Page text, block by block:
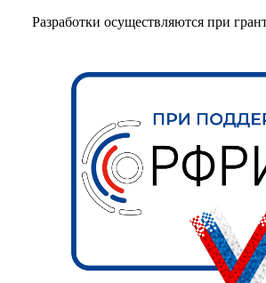
Разработки осуществляются при